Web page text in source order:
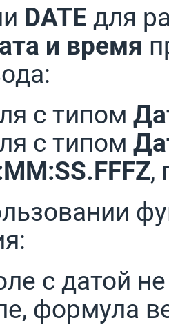
DATE для
и время
с типом
с типом
,
с датой
формула